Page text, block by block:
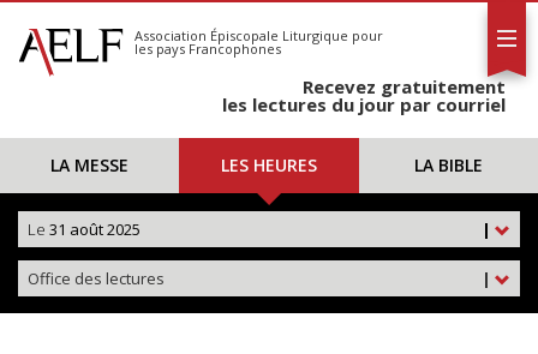
S'abonner
Calendrier
Association Épiscopale Liturgique pour
les pays Francophones
Recevez gratuitement
les lectures du jour par courriel
LA MESSE LES HEURES LA BIBLE
|
Le 31 août 2025
|
Office des lectures